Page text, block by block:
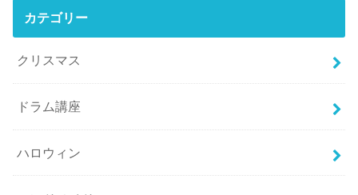
カテゴリー
クリスマス
ドラム講座
ハロウィン